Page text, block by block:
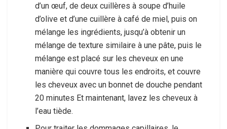
d’un œuf, de deux cuillères à soupe d’huile
d’olive et d’une cuillère à café de miel, puis on
mélange les ingrédients, jusqu’à obtenir un
mélange de texture similaire à une pâte, puis le
mélange est placé sur les cheveux en une
manière qui couvre tous les endroits, et couvre
les cheveux avec un bonnet de douche pendant
20 minutes Et maintenant, lavez les cheveux à
l’eau tiède.